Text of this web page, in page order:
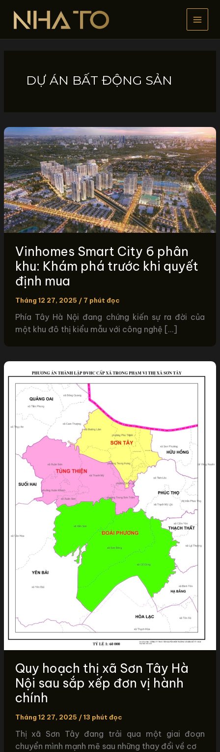
dung
DỰ ÁN BẤT ĐỘNG SẢN
Vinhomes Smart City 6 phân
khu: Khám phá trước khi quyết
định mua
Tháng 12 27, 2025 / 7 phút đọc
Phía Tây Hà Nội đang chứng kiến sự ra đời của
một khu đô thị kiểu mẫu với công nghệ […]
Quy hoạch thị xã Sơn Tây Hà
Nội sau sắp xếp đơn vị hành
chính
Tháng 12 27, 2025 /13 phút đọc
Thị xã Sơn Tây đang trải qua một giai đoạn
chuyển mình mạnh mẽ sau những thay đổi về cơ